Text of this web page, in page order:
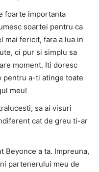
foarte importanta
soartei pentru ca
mai fericit, fara a lua in
ci pur si simplu sa
moment. Iti doresc
pentru a-ti atinge toate
meu!
sa ai visuri
cat de greu ti-ar
Beyonce a ta. Impreuna,
partenerului meu de